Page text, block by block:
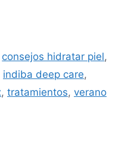
consejos hidratar piel,
indiba deep care,
, tratamientos, verano